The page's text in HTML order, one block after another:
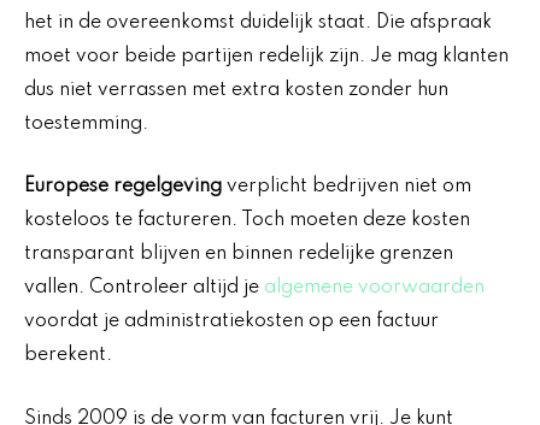
het in de overeenkomst duidelijk staat. Die afspraak
moet voor beide partijen redelijk zijn. Je mag klanten
dus niet verrassen met extra kosten zonder hun
toestemming.
Europese regelgeving verplicht bedrijven niet om
kosteloos te factureren. Toch moeten deze kosten
transparant blijven en binnen redelijke grenzen
vallen. Controleer altijd je algemene voorwaarden
voordat je administratiekosten op een factuur
berekent.
Sinds 2009 is de vorm van facturen vrij. Je kunt